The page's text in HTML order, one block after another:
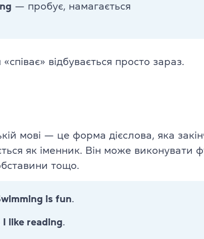
Умови реєстрації
Підготовка до IELTS
Підготовка до TOEFL
— пробує, намагається
відбувається просто зараз.
мові — це форма дієслова, яка
як іменник. Він може виконувати
тощо.
is fun
I like reading